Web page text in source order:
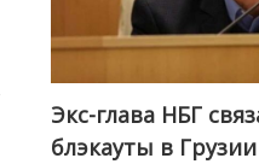
Экс-глава НБГ
блэкауты в